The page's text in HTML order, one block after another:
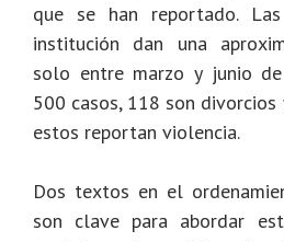
que se han reportado.
institución dan una
solo entre marzo y junio
500 casos, 118 son
estos reportan violencia.
Dos textos en el
son clave para abordar